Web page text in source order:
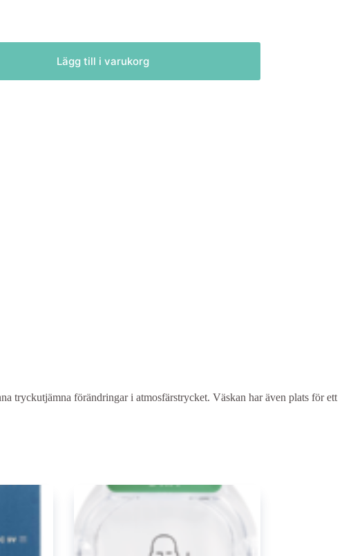
Lägg till i varukorg
tryckutjämna förändringar i atmosfärstrycket. Väskan har även plats för ett